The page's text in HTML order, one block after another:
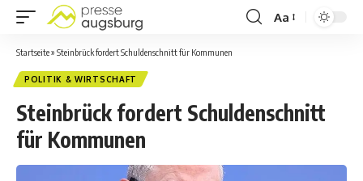
Aa
Startseite» Steinbrück fordert Schuldenschnitt für Kommunen
POLITIK & WIRTSCHAFT
Steinbrück fordert Schuldenschnitt
für Kommunen